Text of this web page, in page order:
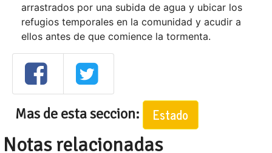
arrastrados por una subida de agua y ubicar los
refugios temporales en la comunidad y acudir a
ellos antes de que comience la tormenta.
Mas de esta seccion: Estado
Notas relacionadas